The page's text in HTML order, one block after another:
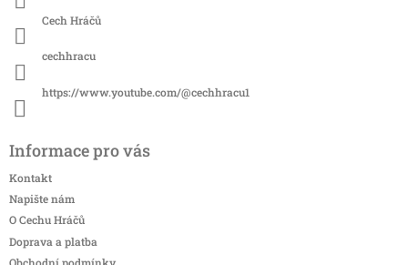
Cech Hráčů
cechhracu
https://www.youtube.com/@cechhracu1
Informace pro vás
Kontakt
Napište nám
O Cechu Hráčů
Doprava a platba